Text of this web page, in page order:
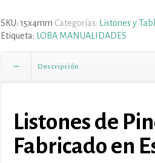
SKU: 15x4mm Categorías: Listones y
Etiqueta:
LOBA MANUALIDADES
Descripción
Listones de
Fabricado en